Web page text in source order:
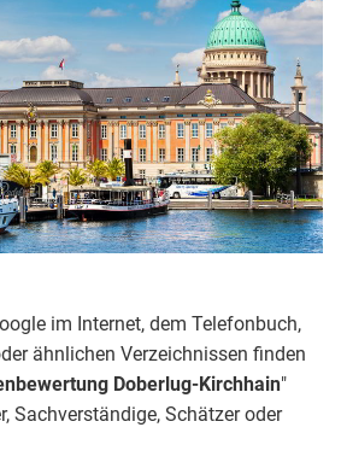
im Internet, dem Telefonbuch,
ähnlichen Verzeichnissen finden
Doberlug-Kirchhain"
Sachverständige, Schätzer oder